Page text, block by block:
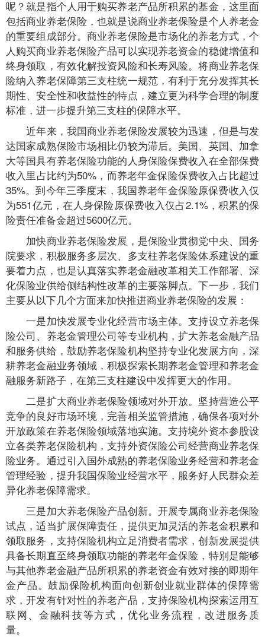
呢？就是指个人用于购买养老产品所积累的基金，这里面
包括商业养老保险，也就是说商业养老保险是个人养老金
的重要组成部分。商业养老保险是市场化的养老方式，个
人购买商业养老保险产品可以实现养老资金的稳健增值和
终身领取，有效化解投资风险和长寿风险。将商业养老保
险纳入养老保障第三支柱统一规范，有利于充分发挥其长
期性、安全性和收益性的特点，建立更为科学合理的制度
标准，进一步提升第三支柱的保障水平。
近年来，我国商业养老保险发展较为迅速，但是与发
达国家成熟保险市场相比仍较为滞后。美国、英国、加拿
大等国具有养老保险功能的人身保险保费收入在全部保费
收入里占比约为50%，而养老年金保险保费收入占比超过
35%。到今年三季度末，我国养老年金保险原保费收入仅
为551亿元，在人身保险原保费收入仅占2.1%，积累的保
险责任准备金超过5600亿元。
加快商业养老保险发展，是保险业贯彻党中央、国务
院要求，积极服务多层次、多支柱养老保险体系建设的重
要着力点，也是认真落实养老金融改革相关工作部署、深
化保险业供给侧结构性改革的主要落脚点。下一步，我们
主要从以下几个方面来加快推进商业养老保险的发展：
一是加快发展专业化经营市场主体。支持设立养老保
险公司、养老金管理公司等专业机构，扩大养老金融产品
和服务供给，鼓励养老保险机构坚持专业化发展方向，深
耕养老金融业务领域，积极探索长期养老金管理和养老金
融服务新路子，在第三支柱建设中发挥更大的作用。
二是扩大商业养老保险领域对外开放。坚持营造公平
竞争的良好市场环境，完善相关监管措施，确保各项对外
开放政策在养老保险领域落地实施。支持境外资本参股设
立各类养老保险机构，支持外资保险公司经营商业养老保
险业务。通过引入国外成熟的养老保险业务经营和养老金
管理经验，提升我国保险业经营水平，服务好人民群众差
异化养老保障需求。
三是加大养老保险产品创新。开展专属商业养老保险
试点，适当扩展保障责任，提供更加灵活的养老金积累和
领取服务，支持保险机构立足消费者需求，创新发展提供
具备长期直至终身领取功能的养老年金保险，特别是能够
与其他养老金融产品所积累的养老资金有效对接的即期年
金产品。鼓励保险机构面向创新创业就业群体的保障需
求，开发有针对性的养老产品，支持保险机构探索运用互
联网、金融科技等方式，优化业务流程，改进服务质
量。